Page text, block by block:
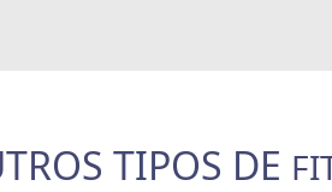
TIPOS DE